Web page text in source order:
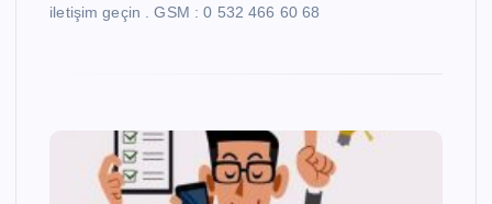
iletişim geçin . GSM : 0 532 466 60 68